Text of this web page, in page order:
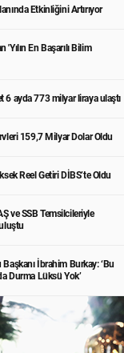
Etkinliğini Artırıyor
'Yılın En Başarılı Bilim
6 ayda 773 milyar liraya ulaştı
159,7 Milyar Dolar Oldu
Reel Getiri DİBS’te Oldu
ve SSB Temsilcileriyle
İbrahim Burkay: ‘Bu
Durma Lüksü Yok’